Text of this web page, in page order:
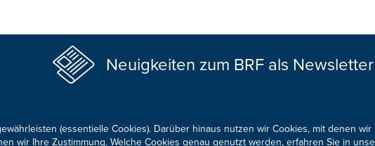
Neuigkeiten zum BRF als Newsletter
(essentielle Cookies). Darüber hinaus nutzen wir Cookies, mit denen wir
wir Ihre Zustimmung. Welche Cookies genau genutzt werden, erfahren Sie in